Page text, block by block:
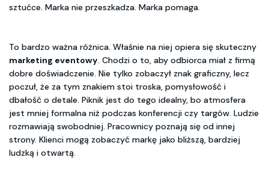
sztućce. Marka nie przeszkadza. Marka pomaga.
To bardzo ważna różnica. Właśnie na niej opiera się skuteczny
marketing eventowy. Chodzi o to, aby odbiorca miał z firmą
dobre doświadczenie. Nie tylko zobaczył znak graficzny, lecz
poczuł, że za tym znakiem stoi troska, pomysłowość i
dbałość o detale. Piknik jest do tego idealny, bo atmosfera
jest mniej formalna niż podczas konferencji czy targów. Ludzie
rozmawiają swobodniej. Pracownicy poznają się od innej
strony. Klienci mogą zobaczyć markę jako bliższą, bardziej
ludzką i otwartą.